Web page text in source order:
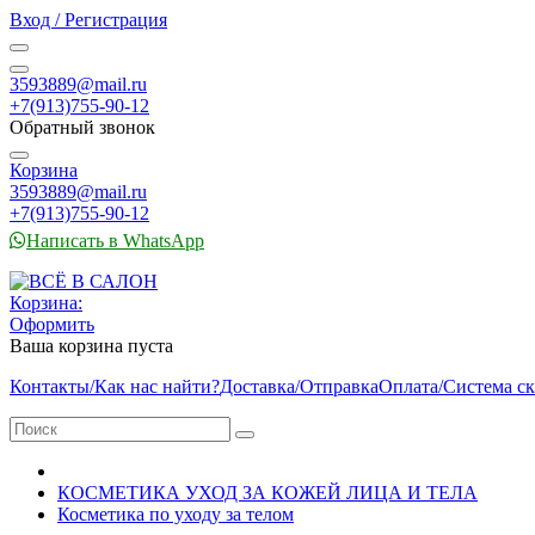
Вход / Регистрация
3593889@mail.ru
+7(913)755-90-12
Обратный звонок
Корзина
3593889@mail.ru
+7(913)755-90-12
Написать в WhatsApp
Корзина:
Оформить
Ваша корзина пуста
Контакты/Как нас найти?Доставка/ОтправкаОплата/Система
КОСМЕТИКА УХОД ЗА КОЖЕЙ ЛИЦА И ТЕЛА
Косметика по уходу за телом